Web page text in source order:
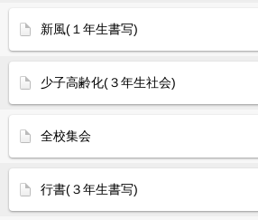
新風(１年生書写)
少子高齢化(３年生社会)
全校集会
行書(３年生書写)